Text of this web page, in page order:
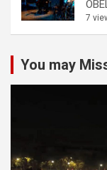
7
You may